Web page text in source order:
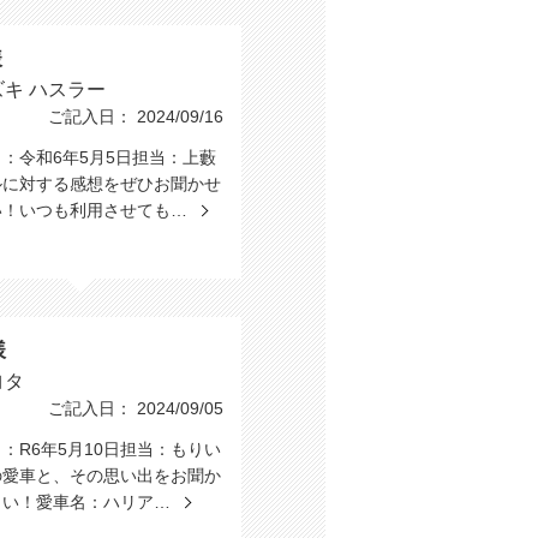
キ ハスラー
ご記入日： 2024/09/16
令和6年5月5日担当：上藪
対する感想をぜひお聞かせ
いつも利用させても…
ご記入日： 2024/09/05
R6年5月10日担当：もりい
車と、その思い出をお聞か
！愛車名：ハリア…